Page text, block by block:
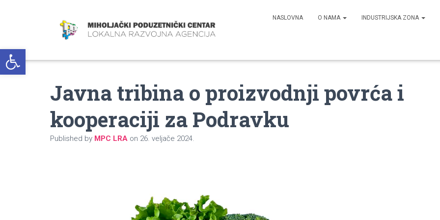
Open toolbar
NASLOVNA O NAMA INDUSTRIJSKA ZONA
Javna tribina o proizvodnji povrća i
kooperaciji za Podravku
Published by MPC LRA on 26. veljače 2024.